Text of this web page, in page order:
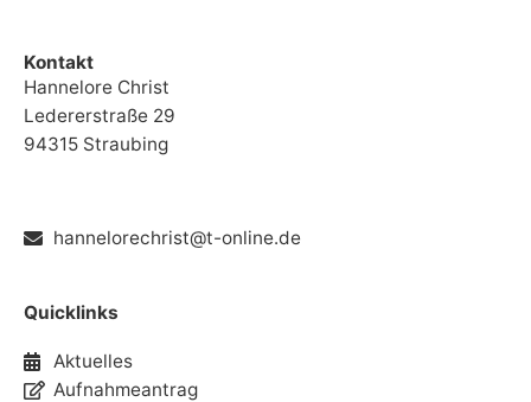
Kontakt
Hannelore Christ
Ledererstraße 29
94315 Straubing
hannelorechrist@t-online.de
Quicklinks
Aktuelles
Aufnahmeantrag